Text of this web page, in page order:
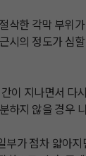
삭한 각막 부위
시의 정도가 심
이 지나면서 다
하지 않을 경우
부가 점차 얇아